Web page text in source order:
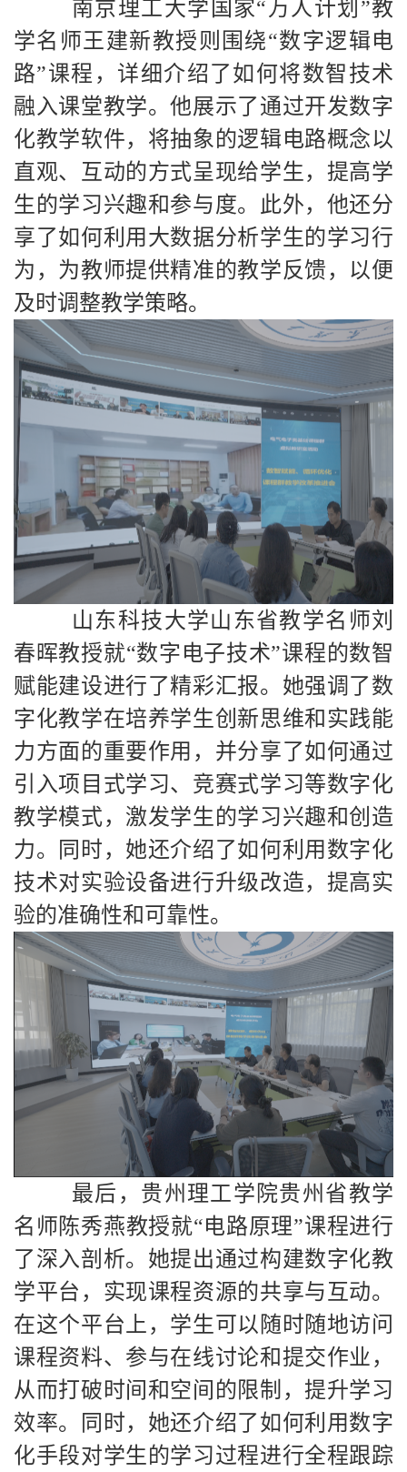
南京理工大学国家“万人计划”教
学名师王建新教授则围绕“数字逻辑电
路”课程，详细介绍了如何将数智技术
融入课堂教学。他展示了通过开发数字
化教学软件，将抽象的逻辑电路概念以
直观、互动的方式呈现给学生，提高学
生的学习兴趣和参与度。此外，他还分
享了如何利用大数据分析学生的学习行
为，为教师提供精准的教学反馈，以便
及时调整教学策略。
山东科技大学山东省教学名师刘
春晖教授就“数字电子技术”课程的数智
赋能建设进行了精彩汇报。她强调了数
字化教学在培养学生创新思维和实践能
力方面的重要作用，并分享了如何通过
引入项目式学习、竞赛式学习等数字化
教学模式，激发学生的学习兴趣和创造
力。同时，她还介绍了如何利用数字化
技术对实验设备进行升级改造，提高实
验的准确性和可靠性。
最后，贵州理工学院贵州省教学
名师陈秀燕教授就“电路原理”课程进行
了深入剖析。她提出通过构建数字化教
学平台，实现课程资源的共享与互动。
在这个平台上，学生可以随时随地访问
课程资料、参与在线讨论和提交作业，
从而打破时间和空间的限制，提升学习
效率。同时，她还介绍了如何利用数字
化手段对学生的学习过程进行全程跟踪